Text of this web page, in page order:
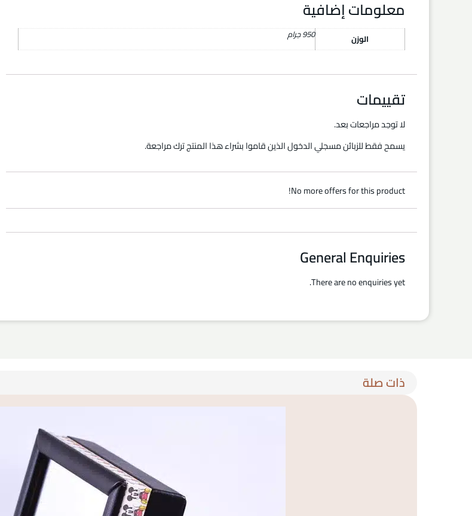
معلومات إضافية
الوزن 950 جرام
تقييمات
لا توجد مراجعات بعد.
يسمح فقط للزبائن مسجلي الدخول الذين قاموا بشراء هذا المنتج ترك مراجعة.
No more offers for this product!
General Enquiries
There are no enquiries yet.
ذات صلة